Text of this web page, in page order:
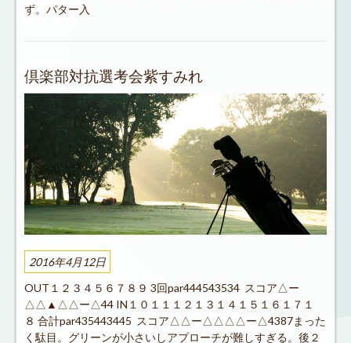
ず。パター入
倶楽部対抗選考会紫すみれ
2016年4月12日
OUT１２３４５６７８９ 3回par444543534 スコア△ー
△△▲△△ー△44 IN１０１１１２１３１４１５１６１７１
８ 合計par435443445 スコア△△ー△△△△ー△4387まった
く駄目。グリーンが小さいしアプローチが難しすぎる。後２